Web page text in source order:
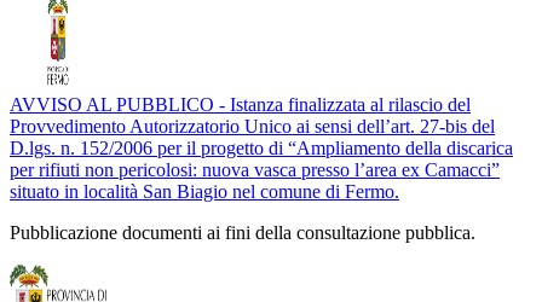
AVVISO AL PUBBLICO - Istanza finalizzata al rilascio del
Provvedimento Autorizzatorio Unico ai sensi dell’art. 27-bis del
D.lgs. n. 152/2006 per il progetto di “Ampliamento della discarica
per rifiuti non pericolosi: nuova vasca presso l’area ex Camacci”
situato in località San Biagio nel comune di Fermo.
Pubblicazione documenti ai fini della consultazione pubblica.